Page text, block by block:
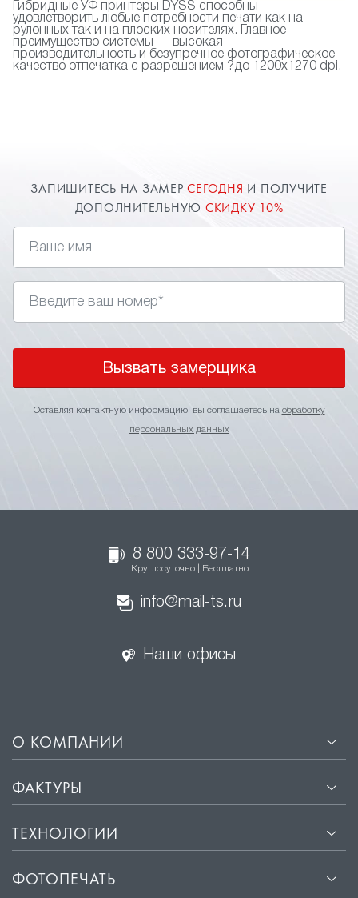
Гибридные УФ принтеры DYSS способны
удовлетворить любые потребности печати как на
рулонных так и на плоских носителях. Главное
преимущество системы — высокая
производительность и безупречное фотографическое
качество отпечатка с разрешением ?до 1200х1270 dpi.
ЗАПИШИТЕСЬ НА ЗАМЕРСЕГОДНЯ И ПОЛУЧИТЕ
ДОПОЛНИТЕЛЬНУЮ СКИДКУ 10%
Вызвать замерщика
Оставляя контактную информацию, вы соглашаетесь на обработку
персональных данных
8 800 333-97-14
Круглосуточно | Бесплатно
info@mail-ts.ru
Наши офисы
О КОМПАНИИ
ФАКТУРЫ
ТЕХНОЛОГИИ
ФОТОПЕЧАТЬ